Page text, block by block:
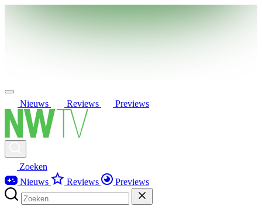
Nieuws Reviews Previews
Zoeken
Nieuws
Reviews Previews